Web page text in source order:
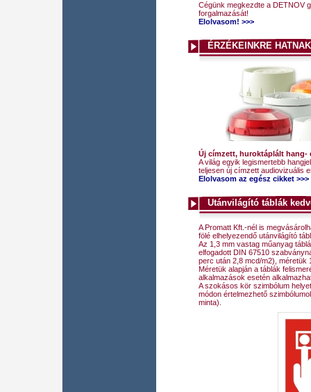
Cégünk megkezdte a DETNOV
forgalmazását!
Elolvasom! >>>
ÉRZÉKEINKRE HATNAK
Új címzett, huroktáplált hang-
A világ egyik legismertebb
teljesen új címzett audiovizuális
Elolvasom az egész cikket >>>
Utánvilágító táblák
A Promatt Kft.-nél is
fölé elhelyezendő utánvilágító
Az 1,3 mm vastag műanyag
elfogadott DIN 67510
perc után 2,8 mcd/m2), méretük
Méretük alapján a táblák
alkalmazások esetén
A szokásos kör szimbólum
módon értelmezhető
minta).